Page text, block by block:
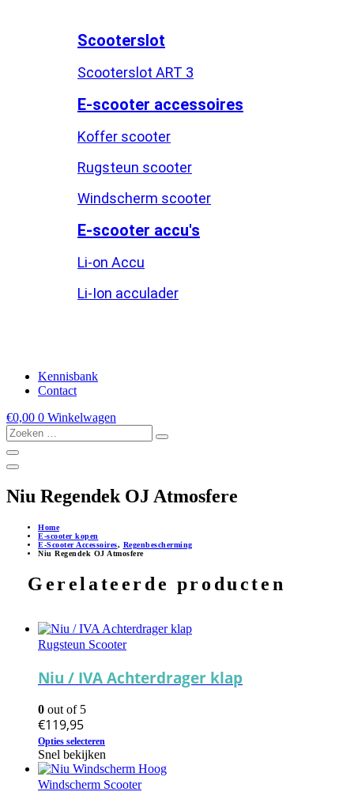
Scooterslot
Scooterslot ART 3
E-scooter accessoires
Koffer scooter
Rugsteun scooter
Windscherm scooter
E-scooter accu's
Li-on Accu
Li-Ion acculader
Kennisbank
Contact
€0,00 0 Winkelwagen
Zoeken
…
Niu Regendek OJ Atmosfere
Home
E-scooter kopen
E-Scooter Accessoires, Regenbescherming
Niu Regendek OJ Atmosfere
Gerelateerde producten
Rugsteun Scooter
Niu / IVA Achterdrager klap
0 out of 5
€119,95
Opties selecteren
product
heeft
meerdere
Snel bekijken
Windscherm Scooter